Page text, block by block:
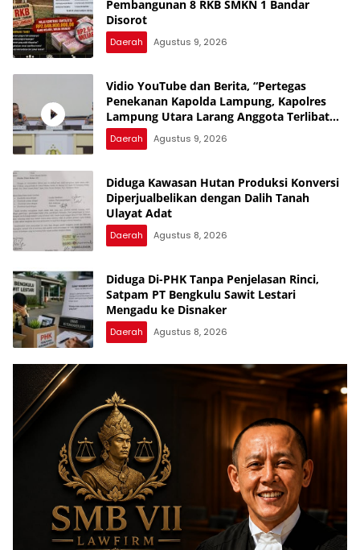
Pembangunan 8 RKB SMKN 1 Bandar
Disorot
Daerah Agustus 9, 2026
Vidio YouTube dan Berita, “Pertegas
Penekanan Kapolda Lampung, Kapolres
Lampung Utara Larang Anggota Terlibat
Narkoba, Judol, KDRT dan Perselingkuhan”
Daerah Agustus 9, 2026
Diduga Kawasan Hutan Produksi Konversi
Diperjualbelikan dengan Dalih Tanah
Ulayat Adat
Daerah Agustus 8, 2026
Diduga Di-PHK Tanpa Penjelasan Rinci,
Satpam PT Bengkulu Sawit Lestari
Mengadu ke Disnaker
Daerah Agustus 8, 2026